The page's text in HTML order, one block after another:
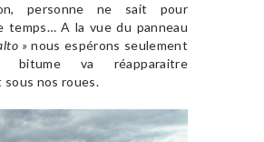
personne ne sait pour
temps… A la vue du panneau
» nous espérons seulement
bitume va réapparaitre
sous nos roues.